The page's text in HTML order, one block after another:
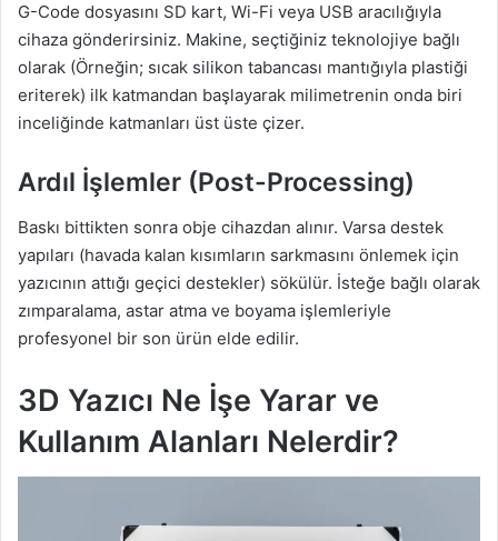
G-Code dosyasını SD kart, Wi-Fi veya USB aracılığıyla
cihaza gönderirsiniz. Makine, seçtiğiniz teknolojiye bağlı
olarak (Örneğin; sıcak silikon tabancası mantığıyla plastiği
eriterek) ilk katmandan başlayarak milimetrenin onda biri
inceliğinde katmanları üst üste çizer.
Ardıl İşlemler (Post-Processing)
Baskı bittikten sonra obje cihazdan alınır. Varsa destek
yapıları (havada kalan kısımların sarkmasını önlemek için
yazıcının attığı geçici destekler) sökülür. İsteğe bağlı olarak
zımparalama, astar atma ve boyama işlemleriyle
profesyonel bir son ürün elde edilir.
3D Yazıcı Ne İşe Yarar ve
Kullanım Alanları Nelerdir?